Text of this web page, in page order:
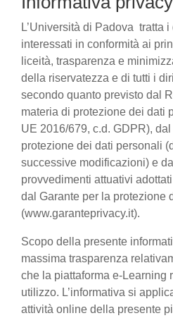
L’Università di Padova tratta
interessati in conformità ai
liceità, trasparenza e
della riservatezza e di tutti i
secondo quanto previsto dal
materia di protezione dei dati
UE 2016/679, c.d. GDPR),
protezione dei dati personali
successive modificazioni) e
provvedimenti attuativi
dal Garante per la protezione
(www.garanteprivacy.it).
Scopo della presente
massima trasparenza
che la piattaforma e-Learning
utilizzo. L’informativa si
attività online della presente